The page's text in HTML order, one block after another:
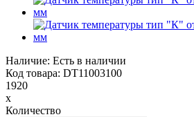
Наличие: Есть в наличии
Код товара: DT11003100
1920
x
Количество